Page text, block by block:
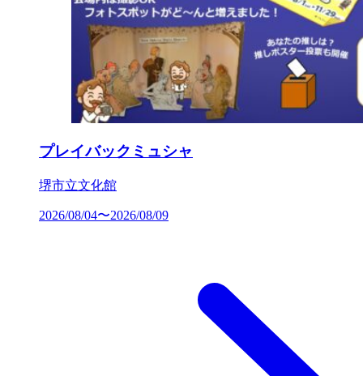
プレイバックミュシャ
堺市立文化館
2026/08/04〜2026/08/09